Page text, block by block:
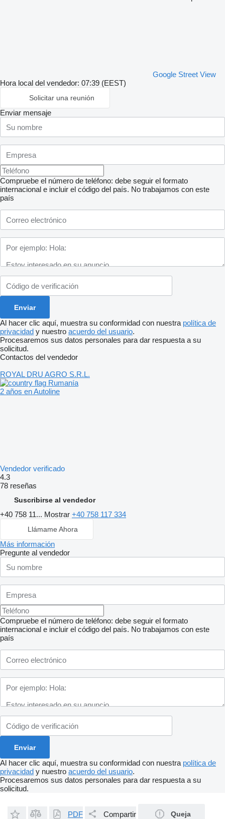
Google Street View
Hora local del vendedor: 07:39 (EEST)
Solicitar una reunión
Enviar mensaje
Compruebe el número de teléfono: debe seguir el formato
internacional e incluir el código del país. No trabajamos con este
país
Al hacer clic aquí, muestra su conformidad con nuestra política de
privacidad y nuestro acuerdo del usuario.
Procesaremos sus datos personales para dar respuesta a su
solicitud.
Contactos del vendedor
ROYAL DRU AGRO S.R.L.
Rumanía
2 años en Autoline
Vendedor verificado
4.3
78 reseñas
Suscribirse al vendedor
+40 758 11... Mostrar +40 758 117 334
Llámame Ahora
Más información
Pregunte al vendedor
Compruebe el número de teléfono: debe seguir el formato
internacional e incluir el código del país. No trabajamos con este
país
Al hacer clic aquí, muestra su conformidad con nuestra política de
privacidad y nuestro acuerdo del usuario.
Procesaremos sus datos personales para dar respuesta a su
solicitud.
PDF Compartir Queja